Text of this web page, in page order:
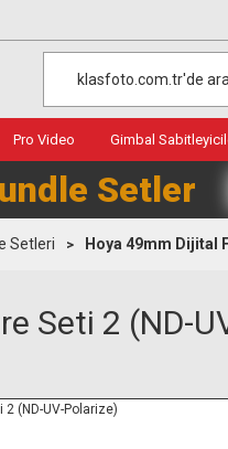
Pro Video Gimbal
Setler
Setleri Hoya 49mm Dijital
Seti 2 (ND-